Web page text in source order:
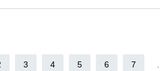
3 4 5 6 7